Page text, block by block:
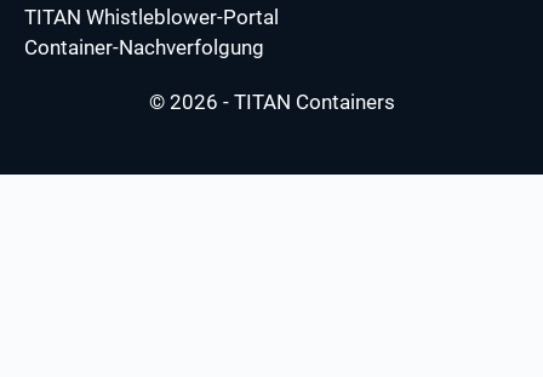
TITAN Whistleblower-Portal
Container-Nachverfolgung
© 2026 - TITAN Containers